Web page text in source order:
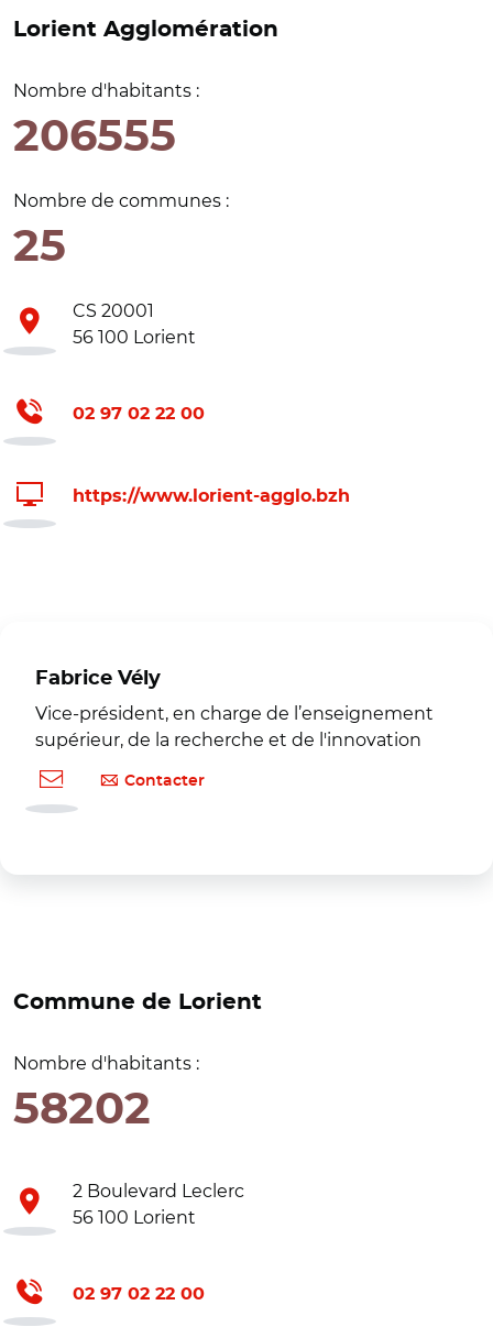
Lorient Agglomération
Nombre d'habitants :
206555
Nombre de communes :
25
CS 20001
56 100 Lorient
02 97 02 22 00
https://www.lorient-agglo.bzh
Fabrice Vély
Vice-président, en charge de l’enseignement
supérieur, de la recherche et de l'innovation
Contacter
Commune de Lorient
Nombre d'habitants :
58202
2 Boulevard Leclerc
56 100 Lorient
02 97 02 22 00